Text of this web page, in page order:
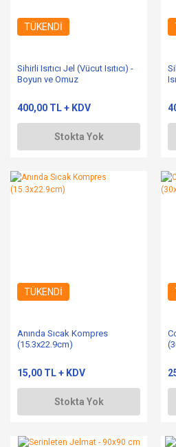
TÜKENDİ
Sihirli Isıtıcı Jel (Vücut Isıtıcı) -
Boyun ve Omuz
400,00 TL + KDV
Stokta Yok
TÜKENDİ
Anında Sıcak Kompres
(15.3x22.9cm)
15,00 TL + KDV
Stokta Yok